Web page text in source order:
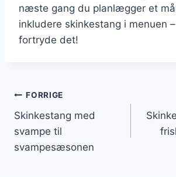
næste gang du planlægger et
inkludere skinkestang i menuen
fortryde det!
Indlægsnavigation
FORRIGE
Skinkestang med
svampe til
svampesæsonen